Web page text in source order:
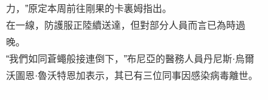
力，”原定本周前往剛果的卡裏姆指出。
在一線，防護服正陸續送達，但對部分人員而言已為時過
晚。
“我們如同蒼蠅般接連倒下，”布尼亞的醫務人員丹尼斯·烏爾
沃圖恩·魯沃特恩加表示，其已有三位同事因感染病毒離世。